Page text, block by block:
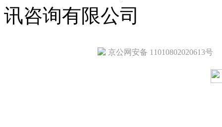
讯咨询有限公司
京公网安备 11010802020613号